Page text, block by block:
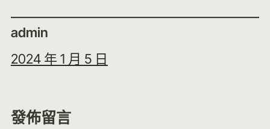
admin
2024 年 1 月 5 日
發佈留言